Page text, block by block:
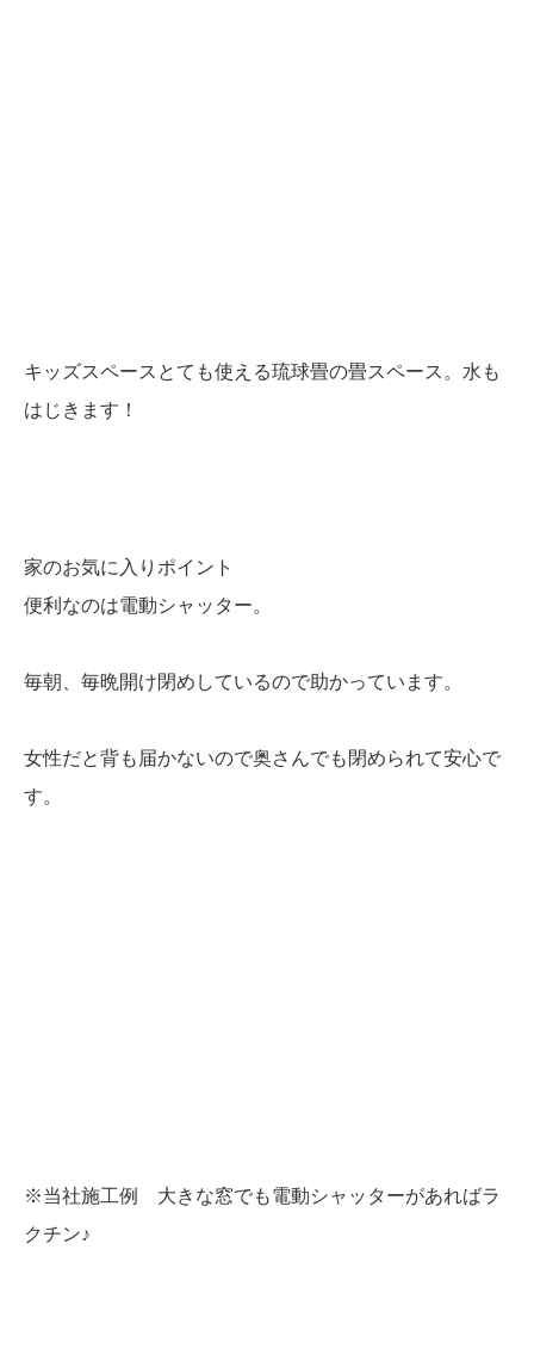
キッズスペースとても使える琉球畳の畳スペース。水も
はじきます！
家のお気に入りポイント
便利なのは電動シャッター。
毎朝、毎晩開け閉めしているので助かっています。
女性だと背も届かないので奥さんでも閉められて安心で
す。
※当社施工例 大きな窓でも電動シャッターがあればラ
クチン♪